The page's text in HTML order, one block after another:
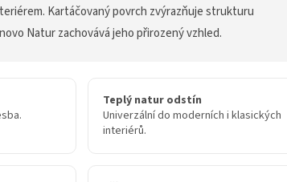
Kartáčovaný povrch zvýrazňuje strukturu
Natur zachovává jeho přirozený vzhled.
Teplý natur odstín
Univerzální do moderních i klasických
interiérů.